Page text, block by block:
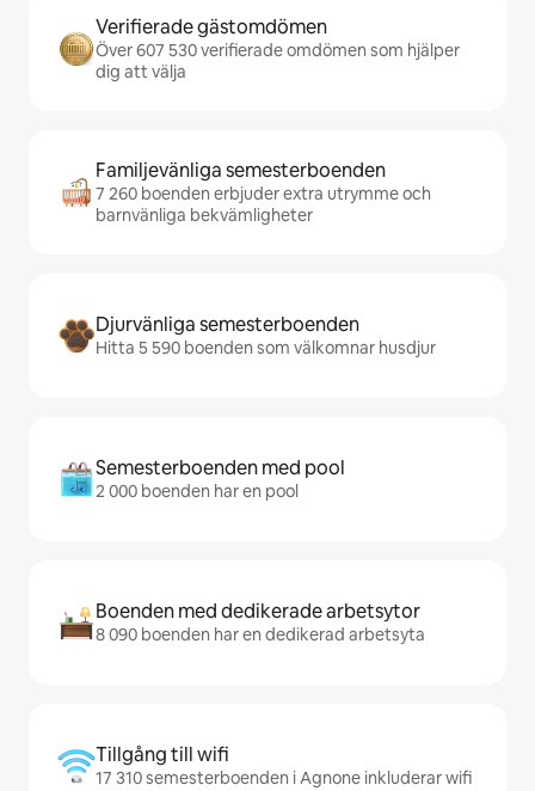
Verifierade gästomdömen
Över 607 530 verifierade omdömen som hjälper
dig att välja
Familjevänliga semesterboenden
7 260 boenden erbjuder extra utrymme och
barnvänliga bekvämligheter
Djurvänliga semesterboenden
Hitta 5 590 boenden som välkomnar husdjur
Semesterboenden med pool
2 000 boenden har en pool
Boenden med dedikerade arbetsytor
8 090 boenden har en dedikerad arbetsyta
Tillgång till wifi
17 310 semesterboenden i Agnone inkluderar wifi